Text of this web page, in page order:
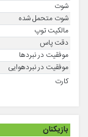
شوت
شوت متحمل شده
مالکیت توپ
دقت پاس
موفقيت در نبردها
موفقیت در نبردهوایی
کارت
بازیکنان